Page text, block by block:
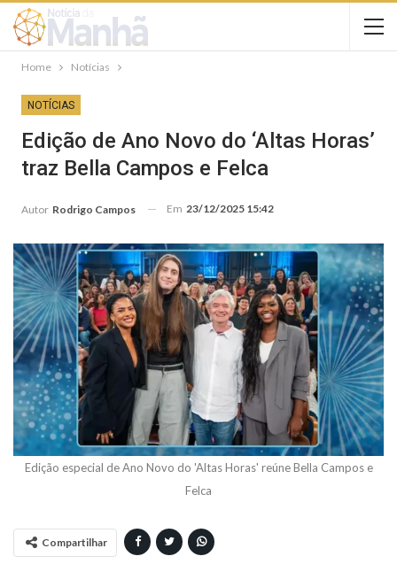
Home Notícias
NOTÍCIAS
Edição de Ano Novo do ‘Altas Horas’
traz Bella Campos e Felca
Autor Rodrigo Campos Em 23/12/2025 15:42
Edição especial de Ano Novo do 'Altas Horas' reúne Bella Campos e
Felca
Compartilhar